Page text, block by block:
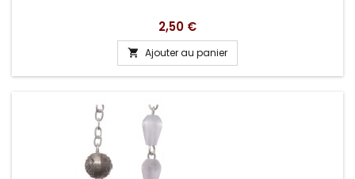
Prix
2,50 €
 Ajouter au panier